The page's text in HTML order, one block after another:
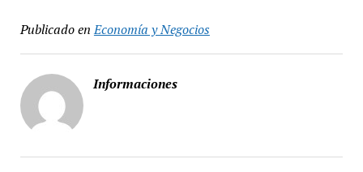
Publicado en Economía y Negocios
Informaciones